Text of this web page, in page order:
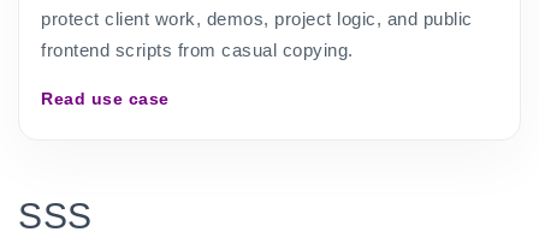
protect client work, demos, project logic, and public
frontend scripts from casual copying.
Read use case
SSS